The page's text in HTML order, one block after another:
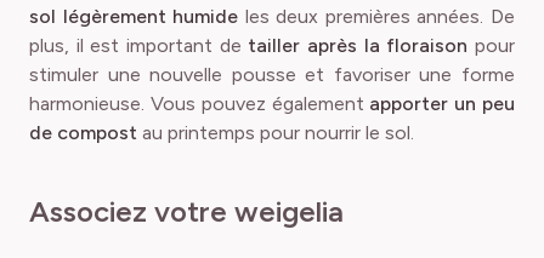
sol légèrement humide les deux premières années. De
plus, il est important de tailler après la floraison pour
stimuler une nouvelle pousse et favoriser une forme
harmonieuse. Vous pouvez également apporter un peu
de compost au printemps pour nourrir le sol.
Associez votre weigelia